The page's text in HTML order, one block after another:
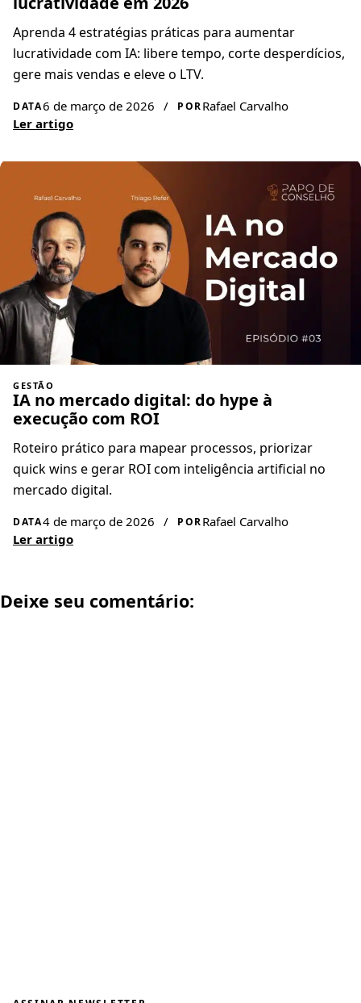
Aprenda 4 estratégias práticas para aumentar
lucratividade com IA: libere tempo, corte desperdícios,
gere mais vendas e eleve o LTV.
DATA6 de março de 2026 / PORRafael Carvalho
Ler artigo
GESTÃO
IA no mercado digital: do hype à
execução com ROI
Roteiro prático para mapear processos, priorizar
quick wins e gerar ROI com inteligência artificial no
mercado digital.
DATA4 de março de 2026 / PORRafael Carvalho
Ler artigo
Deixe seu comentário: